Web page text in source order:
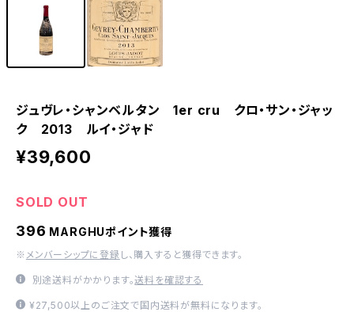
ジュヴレ・シャンベルタン 1er cru クロ・サン・ジャッ
ク 2013 ルイ・ジャド
¥39,600
SOLD OUT
396 MARGHUポイント獲得
※ メンバーシップに登録 し、購入すると獲得できます。
別途送料がかかります。送料を確認する
¥27,500以上のご注文で国内送料が無料になります。